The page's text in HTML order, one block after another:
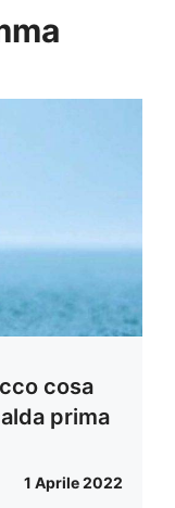
cosa
prima
1 Aprile 2022